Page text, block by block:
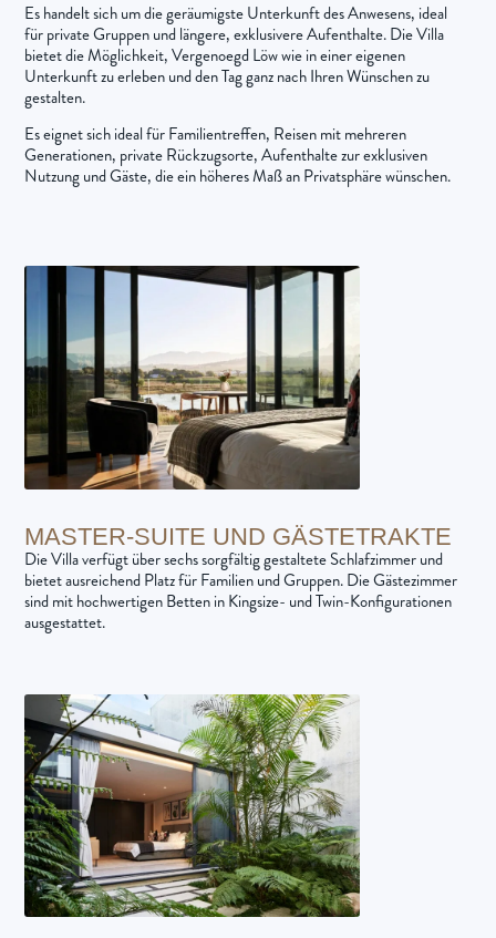
Es handelt sich um die geräumigste Unterkunft des Anwesens, ideal
für private Gruppen und längere, exklusivere Aufenthalte. Die Villa
bietet die Möglichkeit, Vergenoegd Löw wie in einer eigenen
Unterkunft zu erleben und den Tag ganz nach Ihren Wünschen zu
gestalten.
Es eignet sich ideal für Familientreffen, Reisen mit mehreren
Generationen, private Rückzugsorte, Aufenthalte zur exklusiven
Nutzung und Gäste, die ein höheres Maß an Privatsphäre wünschen.
MASTER-SUITE UND GÄSTETRAKTE
Die Villa verfügt über sechs sorgfältig gestaltete Schlafzimmer und
bietet ausreichend Platz für Familien und Gruppen. Die Gästezimmer
sind mit hochwertigen Betten in Kingsize- und Twin-Konfigurationen
ausgestattet.